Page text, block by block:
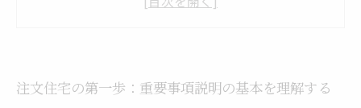
建物仕様と施工期間の詳細把握：イメージと現
画を立てる
注文住宅の第一歩：重要事項説明の基本を理解する